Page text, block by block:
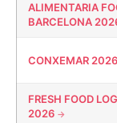
ALIMENTARIA
BARCELONA
CONXEMAR 2026
FRESH FOOD
2026